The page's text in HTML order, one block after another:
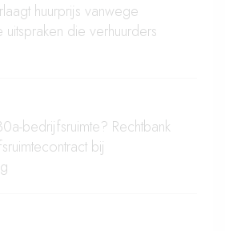
huurprijs vanwege
die verhuurders
bedrijfsruimte? Rechtbank
bij